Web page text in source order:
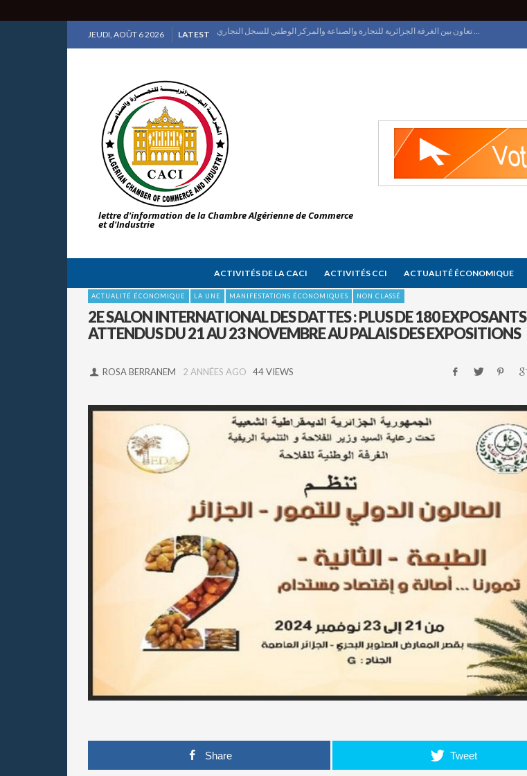
JEUDI, AOÛT 6 2026 LATEST
الغرفة الجزائرية للتجارة والصناعة تنظم يوم إعلامي حول الملكية الصناعية على الصعيد الدولي
معرض الجزائر الدولي ينطلق بقصر المعارض وإسبانيا ضيف شرف الطبعة
lettre d'information de la Chambre Algérienne de Commerce
et d'Industrie
ACTIVITÉS DE LA CACI ACTIVITÉS CCI ACTUALITÉ ÉCONOMIQUE
ACTUALITÉ ÉCONOMIQUE LA UNE MANIFESTATIONS ÉCONOMIQUES NON CLASSÉ
2E SALON INTERNATIONAL DES DATTES : PLUS DE 180 EXPOSANTS
ATTENDUS DU 21 AU 23 NOVEMBRE AU PALAIS DES EXPOSITIONS
ROSA BERRANEM 2 ANNÉES AGO 44 VIEWS
Share Tweet